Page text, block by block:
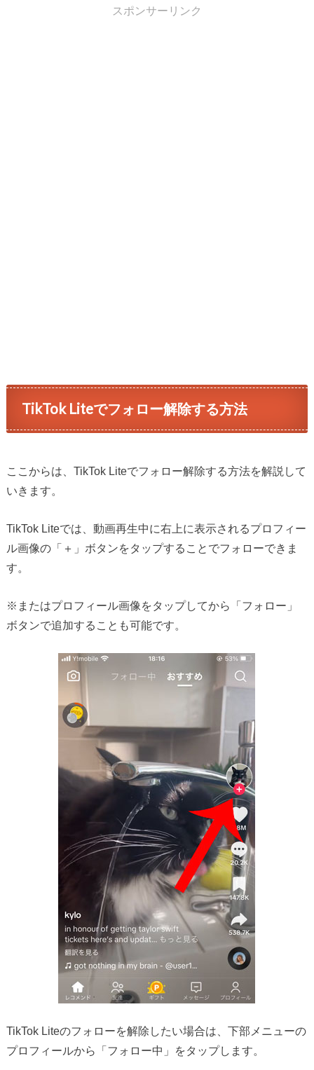
スポンサーリンク
TikTok Liteでフォロー解除する方法
ここからは、TikTok Liteでフォロー解除する方法を解説して
いきます。
TikTok Liteでは、動画再生中に右上に表示されるプロフィー
ル画像の「＋」ボタンをタップすることでフォローできま
す。
※またはプロフィール画像をタップしてから「フォロー」
ボタンで追加することも可能です。
TikTok Liteのフォローを解除したい場合は、下部メニューの
プロフィールから「フォロー中」をタップします。